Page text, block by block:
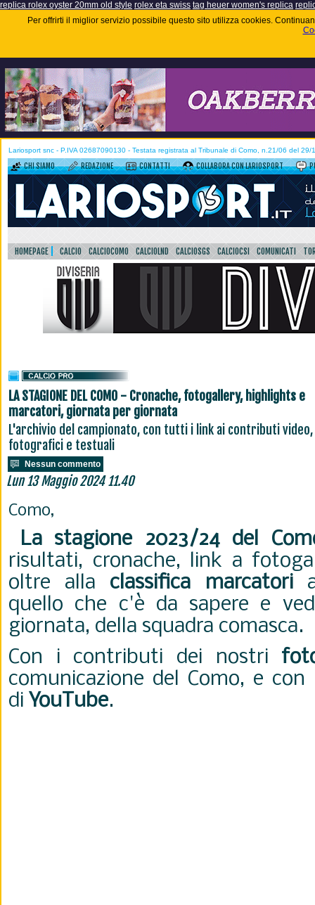
replica rolex oyster 20mm old style rolex eta swiss tag heuer women's replica
Per offrirti il miglior servizio possibile questo sito utilizza cookies.
Lariosport snc - P.IVA 02687090130 - Testata registrata al Tribunale di Como, n.21/06 del 29/
CHI SIAMO REDAZIONE CONTATTI COLLABORA CON LARIOSPORT
HOMEPAGE CALCIO CALCIOCOMO CALCIOLND CALCIOSGS CALCIOCSI COMUNICATI
LA STAGIONE DEL COMO - Cronache, fotogallery, highlights e
marcatori, giornata per giornata
L'archivio del campionato, con tutti i link ai contributi video,
fotografici e testuali
Nessun commento
Lun 13 Maggio 2024 11.40
Como,
La stagione 2023/24 del
risultati, cronache, link a
oltre alla classifica marcatori
quello che c'è da sapere e
giornata, della squadra comasca.
Con i contributi dei nostri
comunicazione del Como, e
di YouTube.